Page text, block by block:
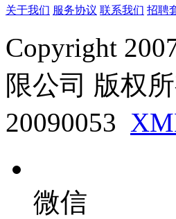
关于我们 服务协议 联系我们 招聘
Copyright
限公司 版权
20090053
微信